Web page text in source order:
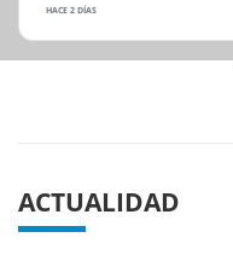
HACE 2 DÍAS
ACTUALIDAD